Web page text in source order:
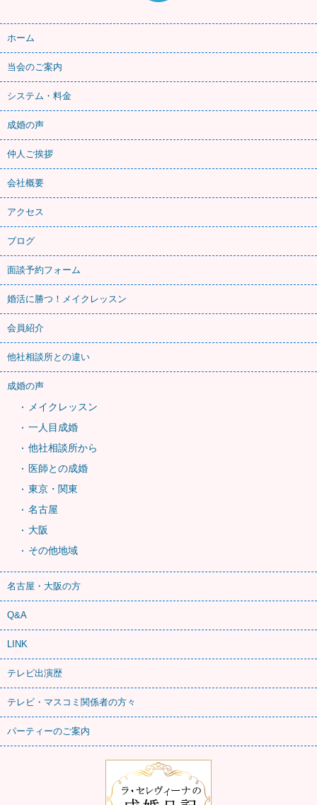
ホーム
当会のご案内
システム・料金
成婚の声
仲人ご挨拶
会社概要
アクセス
ブログ
面談予約フォーム
婚活に勝つ！メイクレッスン
会員紹介
他社相談所との違い
成婚の声
メイクレッスン
一人目成婚
他社相談所から
医師との成婚
東京・関東
名古屋
大阪
その他地域
名古屋・大阪の方
Q&A
LINK
テレビ出演歴
テレビ・マスコミ関係者の方々
パーティーのご案内